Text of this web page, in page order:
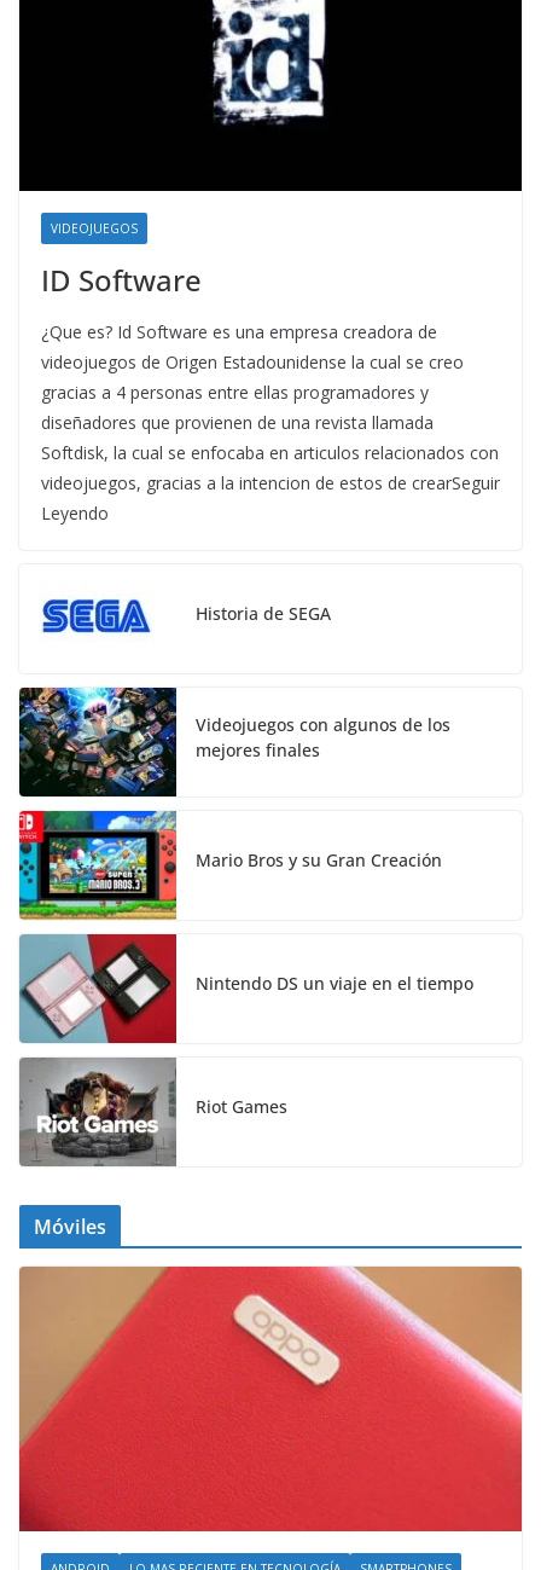
VIDEOJUEGOS
ID Software
¿Que es? Id Software es una empresa creadora de
videojuegos de Origen Estadounidense la cual se creo
gracias a 4 personas entre ellas programadores y
diseñadores que provienen de una revista llamada
Softdisk, la cual se enfocaba en articulos relacionados con
videojuegos, gracias a la intencion de estos de crearSeguir
Leyendo
Historia de SEGA
Videojuegos con algunos de los
mejores finales
Mario Bros y su Gran Creación
Nintendo DS un viaje en el tiempo
Riot Games
Móviles